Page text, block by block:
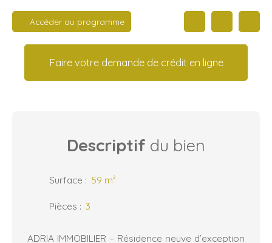
Accéder au programme
Faire votre demande de crédit en ligne
Descriptif du bien
Surface : 59 m²
Pièces : 3
ADRIA IMMOBILIER – Résidence neuve d’exception